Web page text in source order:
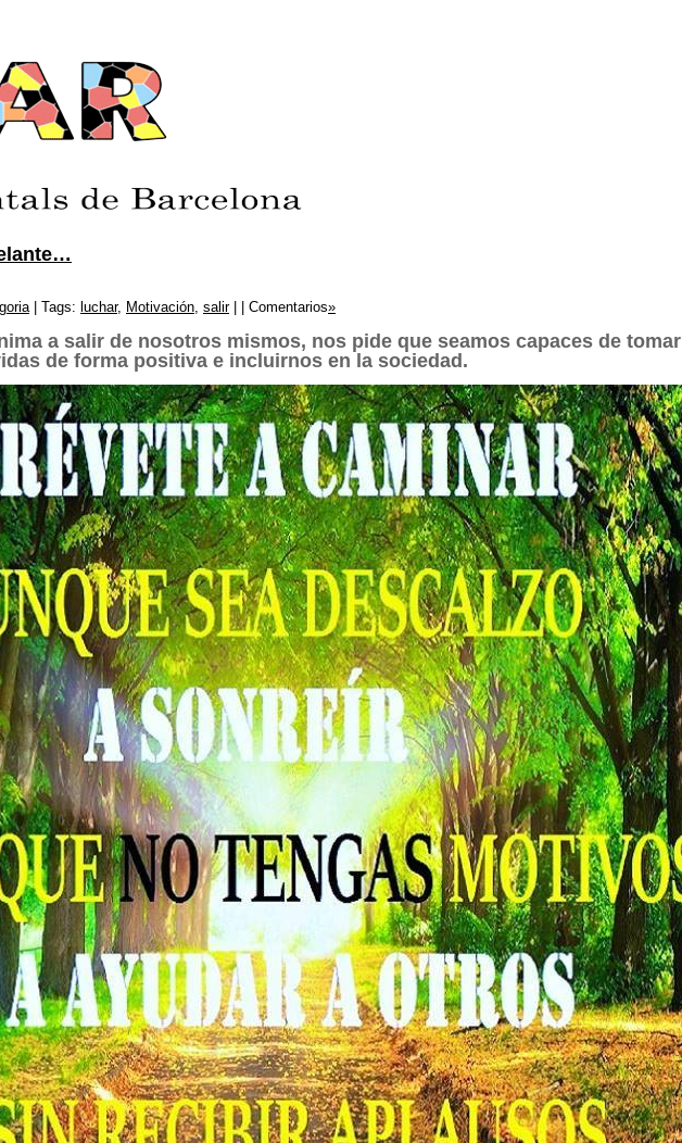
| Tags: luchar, Motivación, salir| | Comentarios»
a salir de nosotros mismos, nos pide que seamos capaces de tomar
de forma positiva e incluirnos en la sociedad.